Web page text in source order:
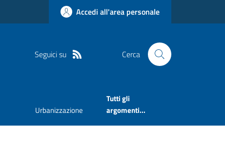
Accedi all'area personale
Seguici su Cerca
Urbanizzazione
Tutti gli
argomenti...